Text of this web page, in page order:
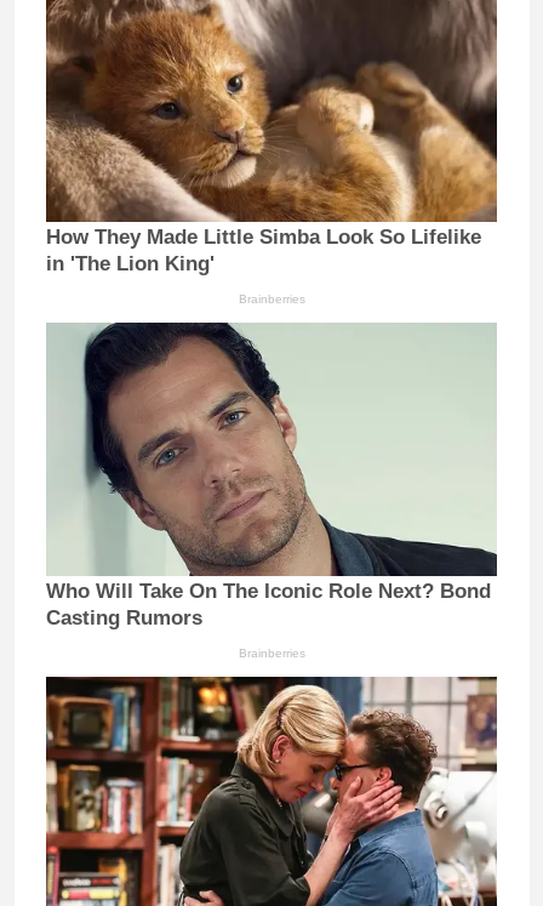
How They Made Little Simba Look So Lifelike
in 'The Lion King'
Brainberries
Who Will Take On The Iconic Role Next? Bond
Casting Rumors
Brainberries